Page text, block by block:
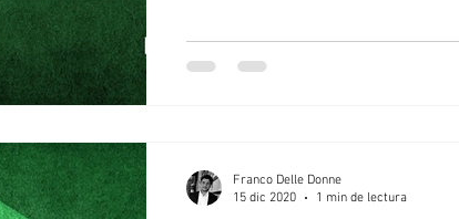
Franco Delle Donne
15 dic 2020
1 min de lectura